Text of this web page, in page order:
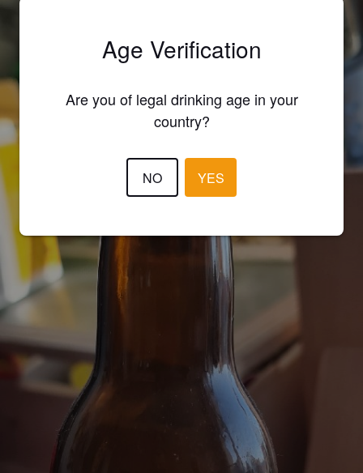
Age Verification
Are you of legal drinking age in your
country?
NO YES